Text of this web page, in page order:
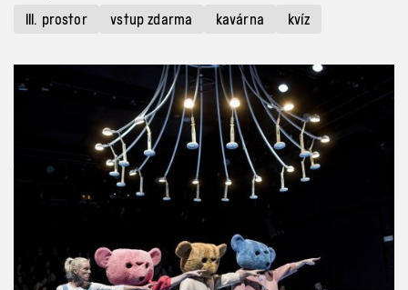
III. prostor vstup zdarma kavárna kvíz